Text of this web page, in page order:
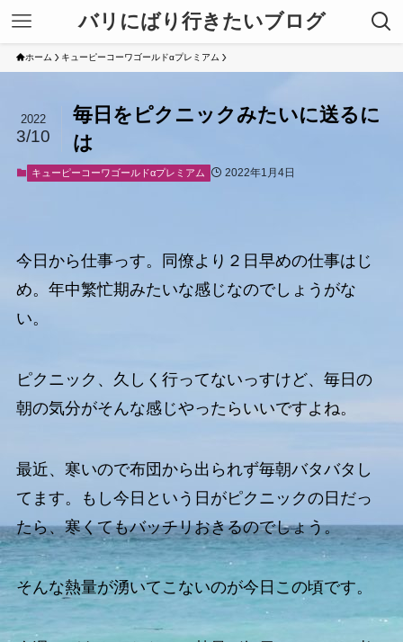
バリにばり行きたいブログ
ホーム キューピーコーワゴールドαプレミアム
毎日をピクニックみたいに送るに
は
2022
3/10
キューピーコーワゴールドαプレミアム 2022年1月4日
今日から仕事っす。同僚より２日早めの仕事はじ
め。年中繁忙期みたいな感じなのでしょうがな
い。
ピクニック、久しく行ってないっすけど、毎日の
朝の気分がそんな感じやったらいいですよね。
最近、寒いので布団から出られず毎朝バタバタし
てます。もし今日という日がピクニックの日だっ
たら、寒くてもバッチリおきるのでしょう。
そんな熱量が湧いてこないのが今日この頃です。